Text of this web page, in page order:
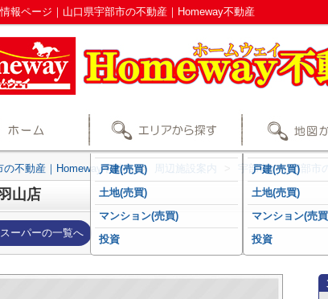
報ページ｜山口県宇部市の不動産｜Homeway不動産
戸建(売買)
土地(売買)
マンション(売買)
投資
戸建(売買)
土地(売買)
マンション(売
投資
の不動産｜Homeway不動産 > 周辺施設案内 宇部市 > 宇部市
山店
ーパーの一覧へ